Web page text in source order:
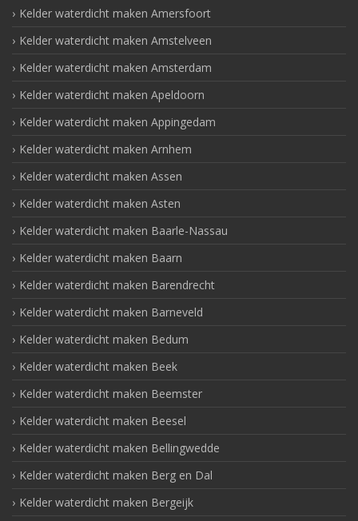
Kelder waterdicht maken Amersfoort
Kelder waterdicht maken Amstelveen
Kelder waterdicht maken Amsterdam
Kelder waterdicht maken Apeldoorn
Kelder waterdicht maken Appingedam
Kelder waterdicht maken Arnhem
Kelder waterdicht maken Assen
Kelder waterdicht maken Asten
Kelder waterdicht maken Baarle-Nassau
Kelder waterdicht maken Baarn
Kelder waterdicht maken Barendrecht
Kelder waterdicht maken Barneveld
Kelder waterdicht maken Bedum
Kelder waterdicht maken Beek
Kelder waterdicht maken Beemster
Kelder waterdicht maken Beesel
Kelder waterdicht maken Bellingwedde
Kelder waterdicht maken Berg en Dal
Kelder waterdicht maken Bergeijk